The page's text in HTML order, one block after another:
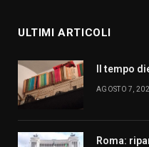
ULTIMI ARTICOLI
Il tempo
AGOSTO 7,
Roma: